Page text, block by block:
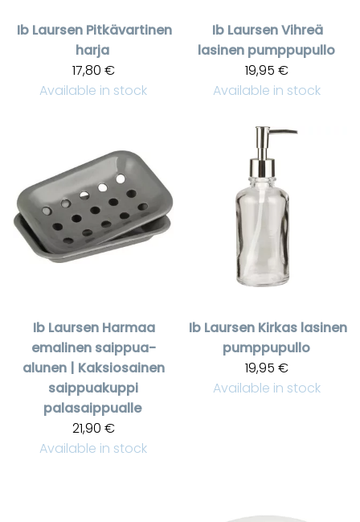
Ib Laursen Pitkävartinen
harja
17,80 €
Available in stock
Ib LaursenVihreä
lasinen pumppupullo
19,95 €
Available in stock
Ib Laursen Harmaa
emalinen saippua-
alunen | Kaksiosainen
saippuakuppi
palasaippualle
21,90 €
Available in stock
Ib Laursen Kirkas lasinen
pumppupullo
19,95 €
Available in stock